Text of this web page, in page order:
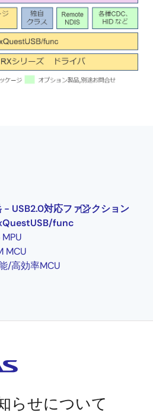
- USB2.0対応ファンクション
func
MCU
/高効率MCU
らせについて